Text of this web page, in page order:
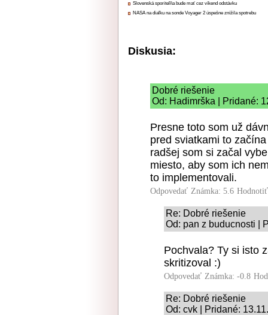
Slovenská sporiteľňa bude mať cez víkend odstávku
NASA na diaľku na sonde Voyager 2 úspešne znížila spotrebu
Diskusia:
Dobré riešenie
Od: Hadimrška | Pridané:
Presne toto som už
pred sviatkami to
radšej som si začal
miesto, aby som ich
to implementovali.
Odpovedať Známka: 5.6
Re: Dobré riešenie
Od: pan z buducnosti |
Pochvala? Ty si isto
skritizoval :)
Odpovedať Známka: -0.8
Re: Dobré riešenie
Od: cvk | Pridané: